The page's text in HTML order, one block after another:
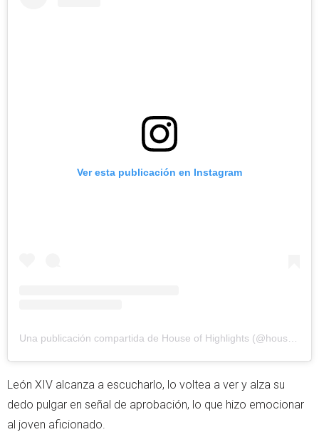
Ver esta publicación en Instagram
León XIV alcanza a escucharlo, lo voltea a ver y alza su
dedo pulgar en señal de aprobación, lo que hizo emocionar
al joven aficionado.